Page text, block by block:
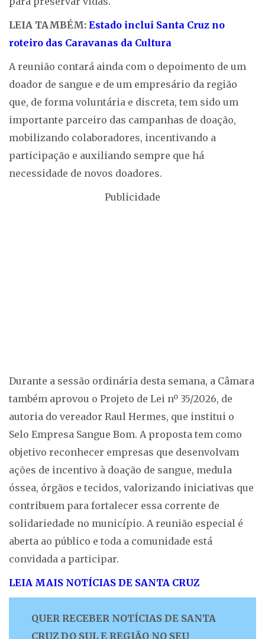
LEIA TAMBÉM: Estado inclui Santa Cruz no
roteiro das Caravanas da Cultura
A reunião contará ainda com o depoimento de um
doador de sangue e de um empresário da região
que, de forma voluntária e discreta, tem sido um
importante parceiro das campanhas de doação,
mobilizando colaboradores, incentivando a
participação e auxiliando sempre que há
necessidade de novos doadores.
Publicidade
Durante a sessão ordinária desta semana, a Câmara
também aprovou o Projeto de Lei nº 35/2026, de
autoria do vereador Raul Hermes, que institui o
Selo Empresa Sangue Bom. A proposta tem como
objetivo reconhecer empresas que desenvolvam
ações de incentivo à doação de sangue, medula
óssea, órgãos e tecidos, valorizando iniciativas que
contribuem para fortalecer essa corrente de
solidariedade no município. A reunião especial é
aberta ao público e toda a comunidade está
convidada a participar.
LEIA MAIS NOTÍCIAS DE SANTA CRUZ
QUER RECEBER NOTÍCIAS DE SANTA
CRUZ DO SUL E REGIÃO NO SEU